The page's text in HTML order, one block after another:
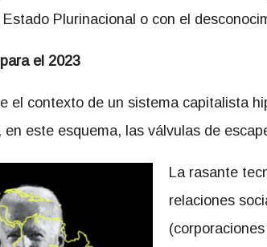
Plurinacional o con el
el 2023
el contexto de un sistema capitalista
en este esquema, las válvulas de
La rasante
relaciones